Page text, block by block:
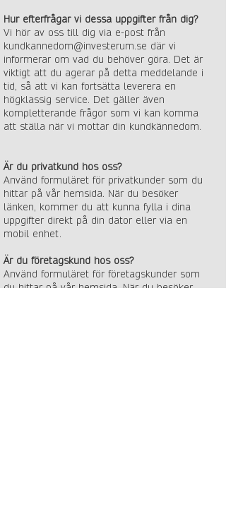
Hur efterfrågar vi dessa uppgifter från dig?
Vi hör av oss till dig via e-post från
kundkannedom@investerum.se där vi
informerar om vad du behöver göra. Det är
viktigt att du agerar på detta meddelande i
tid, så att vi kan fortsätta leverera en
högklassig service. Det gäller även
kompletterande frågor som vi kan komma
att ställa när vi mottar din kundkännedom.
Är du privatkund hos oss?
Använd formuläret för privatkunder som du
hittar på vår hemsida. När du besöker
länken, kommer du att kunna fylla i dina
uppgifter direkt på din dator eller via en
mobil enhet.
Är du företagskund hos oss?
Använd formuläret för företagskunder som
du hittar på vår hemsida. När du besöker